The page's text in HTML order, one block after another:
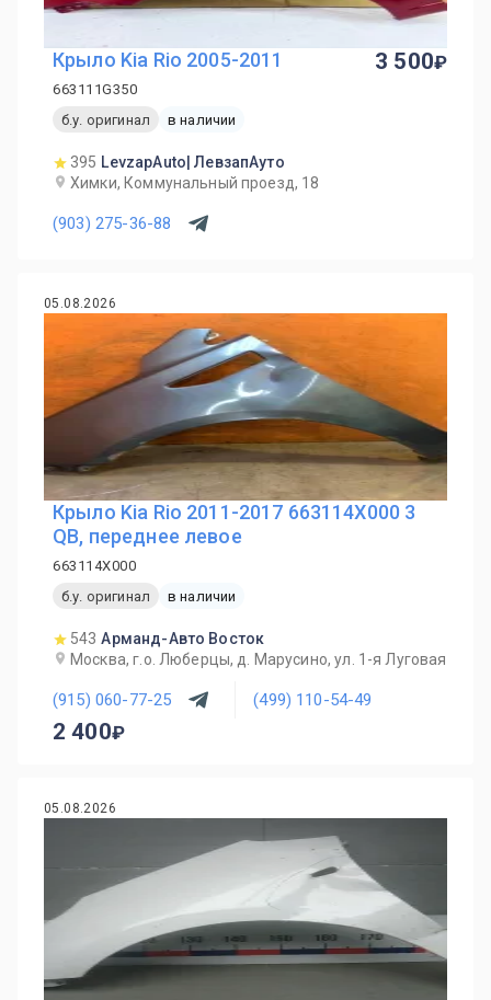
Крыло Kia Rio 2005-2011
663111G350
б.у. оригинал
в наличии
395 LevzapAuto| ЛевзапАуто
Химки, Коммунальный проезд, 18
(903) 275-36-88
3 500
05.08.2026
Крыло Kia Rio 2011-2017 663114X000 3
QB, переднее левое
663114X000
б.у. оригинал
в наличии
543 Арманд-Авто Восток
Москва, г.о. Люберцы, д. Марусино, ул. 1-я Луговая
(915) 060-77-25 (499) 110-54-49
2 400
05.08.2026